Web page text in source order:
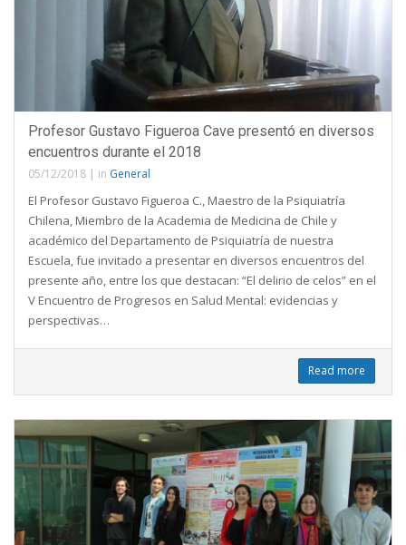
Profesor Gustavo Figueroa Cave presentó en diversos
encuentros durante el 2018
05/12/2018 in General
El Profesor Gustavo Figueroa C., Maestro de la Psiquiatría
Chilena, Miembro de la Academia de Medicina de Chile y
académico del Departamento de Psiquiatría de nuestra
Escuela, fue invitado a presentar en diversos encuentros del
presente año, entre los que destacan: “El delirio de celos” en el
V Encuentro de Progresos en Salud Mental: evidencias y
perspectivas…
Read more